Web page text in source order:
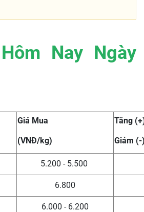
Nay Ngày
Giá Mua
(VNĐ/kg)
Tăng
Giảm (-
5.200 - 5.500
6.800
6.000 - 6.200